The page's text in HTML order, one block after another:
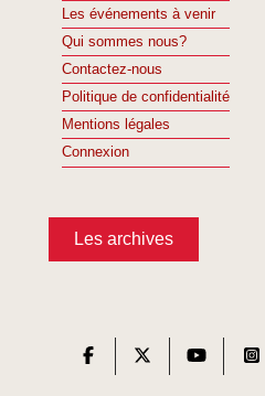
Les événements à venir
Qui sommes nous?
Contactez-nous
Politique de confidentialité
Mentions légales
Connexion
Les archives